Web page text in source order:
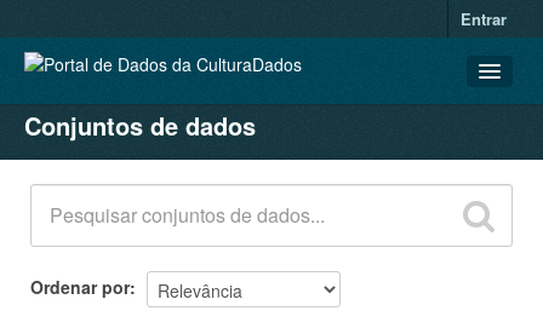
Entrar
CONJUNTOS DE DADOS
ORGANIZAÇÕES
GRUPOS
SOBRE
Conjuntos de dados
Ordenar por